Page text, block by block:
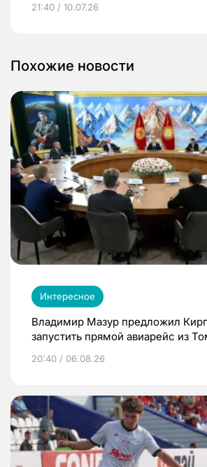
21:40 / 10.07.26
Похожие новости
Интересное
Владимир Мазур предложил
запустить прямой авиарейс из
20:40 / 06.08.26